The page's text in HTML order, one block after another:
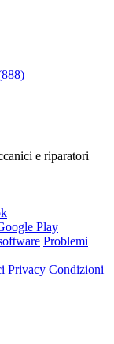
888)
Problemi
Privacy Condizioni